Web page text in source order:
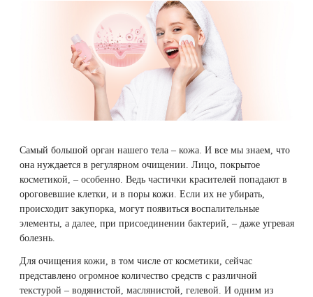
Мицеллярную
воду можно
не смывать с
Мицеллярной
умываться,
как и
обычной, из
крана
3. Миф 3.
Мицеллярную
заменить
тоником
Самый большой орган нашего тела – кожа. И все мы знаем, что
она нуждается в регулярном очищении. Лицо, покрытое
косметикой, – особенно. Ведь частички красителей попадают в
ороговевшие клетки, и в поры кожи. Если их не убирать,
происходит закупорка, могут появиться воспалительные
элементы, а далее, при присоединении бактерий, – даже угревая
болезнь.
Для очищения кожи, в том числе от косметики, сейчас
представлено огромное количество средств с различной
текстурой – водянистой, маслянистой, гелевой. И одним из
Удаление растяжек
Лазерная наноперфорация
Лазерная эпиляция
Эпиляция диодным лазером
Лазерное омоложение рук
Удаление татуировок
Удаление татуажа (перманентного макияжа)
Нитевой лифтинг
Биоревитализация
Контурная пластика лица
Дермотония на аппарате SKINTONIC
(Скинтоник)
Микротоки и миостимуляция
Миостимуляция лица
УВТ терапия на аппарате EWATage
Ультразвуковая чистка лица
RSL-скульптурирование
Вакуумно-роликовый массаж на аппарате
Beautyliner (Бьютилайнер)
ДНК-тестирование
Интегративная косметология
Процедуры для детей
Косметология для подростков
Косметология для мужчин
Купить космецевтику VIF
Избавиться от растяжек на животе
Освежить кожу
Омолодить кожу рук
Избавиться от птоза на лице
Избавиться от морщин
Убрать морщины на шее
Увеличить губы